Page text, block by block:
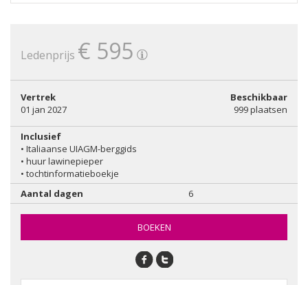
Ledenprijs € 595
Vertrek
Beschikbaar
01 jan 2027
999 plaatsen
Inclusief
• Italiaanse UIAGM-berggids
• huur lawinepieper
• tochtinformatieboekje
Aantal dagen
6
BOEKEN